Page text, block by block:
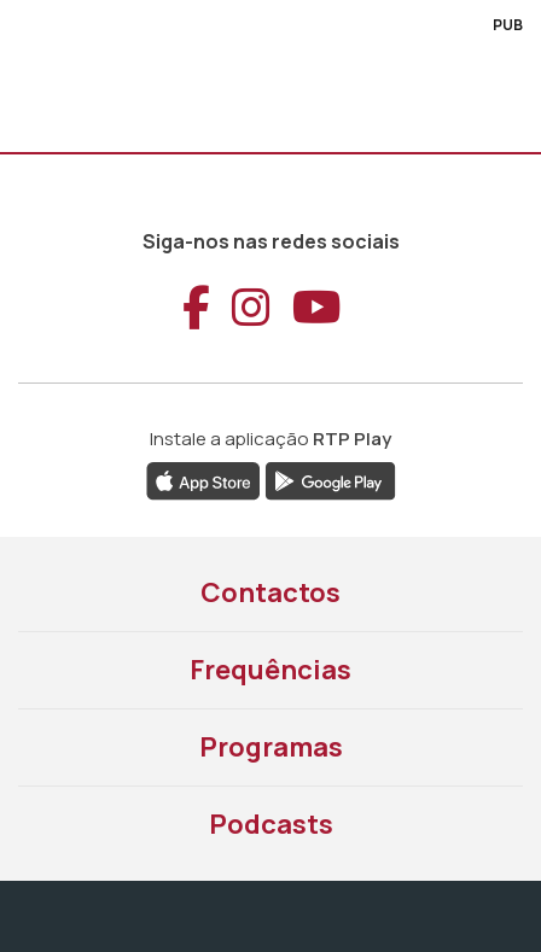
PUB
Siga-nos nas redes sociais
Aceder ao
Aceder ao
Aceder
Instale a aplicação RTP Play
Contactos
Frequências
Programas
Podcasts